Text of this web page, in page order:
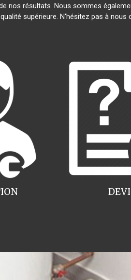
nos résultats. Nous sommes
supérieure. N'hésitez pas à